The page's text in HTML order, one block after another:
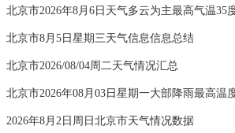
北京市2026年8月6日天气多云为主最高气温35
北京市8月5日星期三天气信息信息总结
北京市2026/08/04周二天气情况汇总
北京市2026年08月03日星期一大部降雨最高温
2026年8月2日周日北京市天气情况数据